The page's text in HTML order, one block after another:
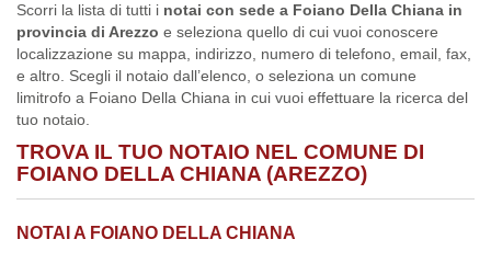
Scorri la lista di tutti i notai con sede a Foiano Della Chiana in
provincia di Arezzo e seleziona quello di cui vuoi conoscere
localizzazione su mappa, indirizzo, numero di telefono, email, fax,
e altro. Scegli il notaio dall’elenco, o seleziona un comune
limitrofo a Foiano Della Chiana in cui vuoi effettuare la ricerca del
tuo notaio.
TROVA IL TUO NOTAIO NEL COMUNE DI
FOIANO DELLA CHIANA (AREZZO)
NOTAI A FOIANO DELLA CHIANA